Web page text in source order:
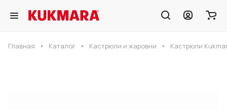
Главная Каталог Кастрюли и жаровни Кастрюли